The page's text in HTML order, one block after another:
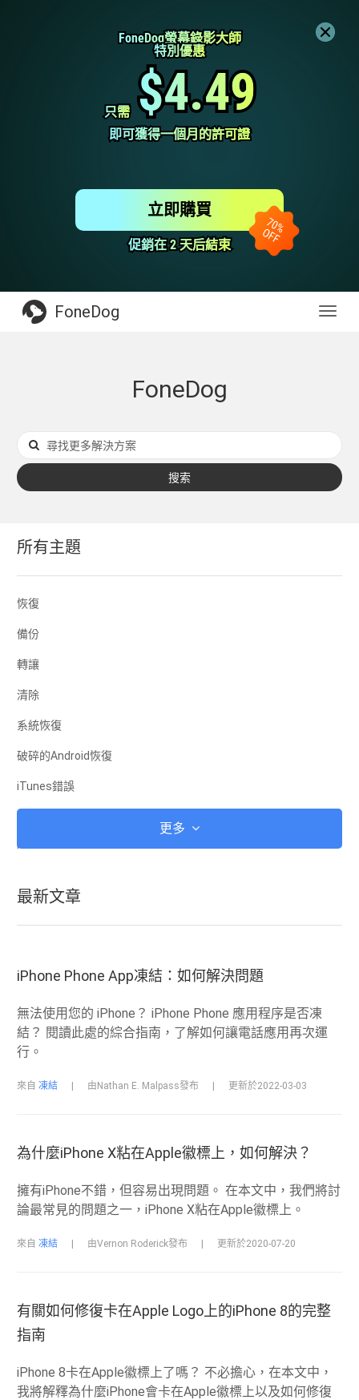
FoneDog螢幕錄影大師
FoneDog螢幕錄影大師
特別優惠
特別優惠
只需
只需 $4.49
$4.49
即可獲得一個月的許可證
即可獲得一個月的許可證
促銷在 2 天后結束
促銷在 2 天后結束
立即購買
FoneDog
FoneDog
搜索
所有主題
恢復
備份
轉讓
清除
系統恢復
破碎的Android恢復
iTunes錯誤
iTunes
iOS恢復模式
Android ROM
升級
凍結
更多
最新文章
iPhone Phone App凍結：如何解決問題
無法使用您的 iPhone？ iPhone Phone 應用程序是否凍
結？ 閱讀此處的綜合指南，了解如何讓電話應用再次運
行。
來自凍結 由Nathan E. Malpass發布 更新於2022-03-03
為什麼iPhone X粘在Apple徽標上，如何解決？
擁有iPhone不錯，但容易出現問題。 在本文中，我們將討
論最常見的問題之一，iPhone X粘在Apple徽標上。
來自凍結 由Vernon Roderick發布 更新於2020-07-20
有關如何修復卡在Apple Logo上的iPhone 8的完整
指南
iPhone 8卡在Apple徽標上了嗎？ 不必擔心，在本文中，
我將解釋為什麼iPhone會卡在Apple徽標上以及如何修復